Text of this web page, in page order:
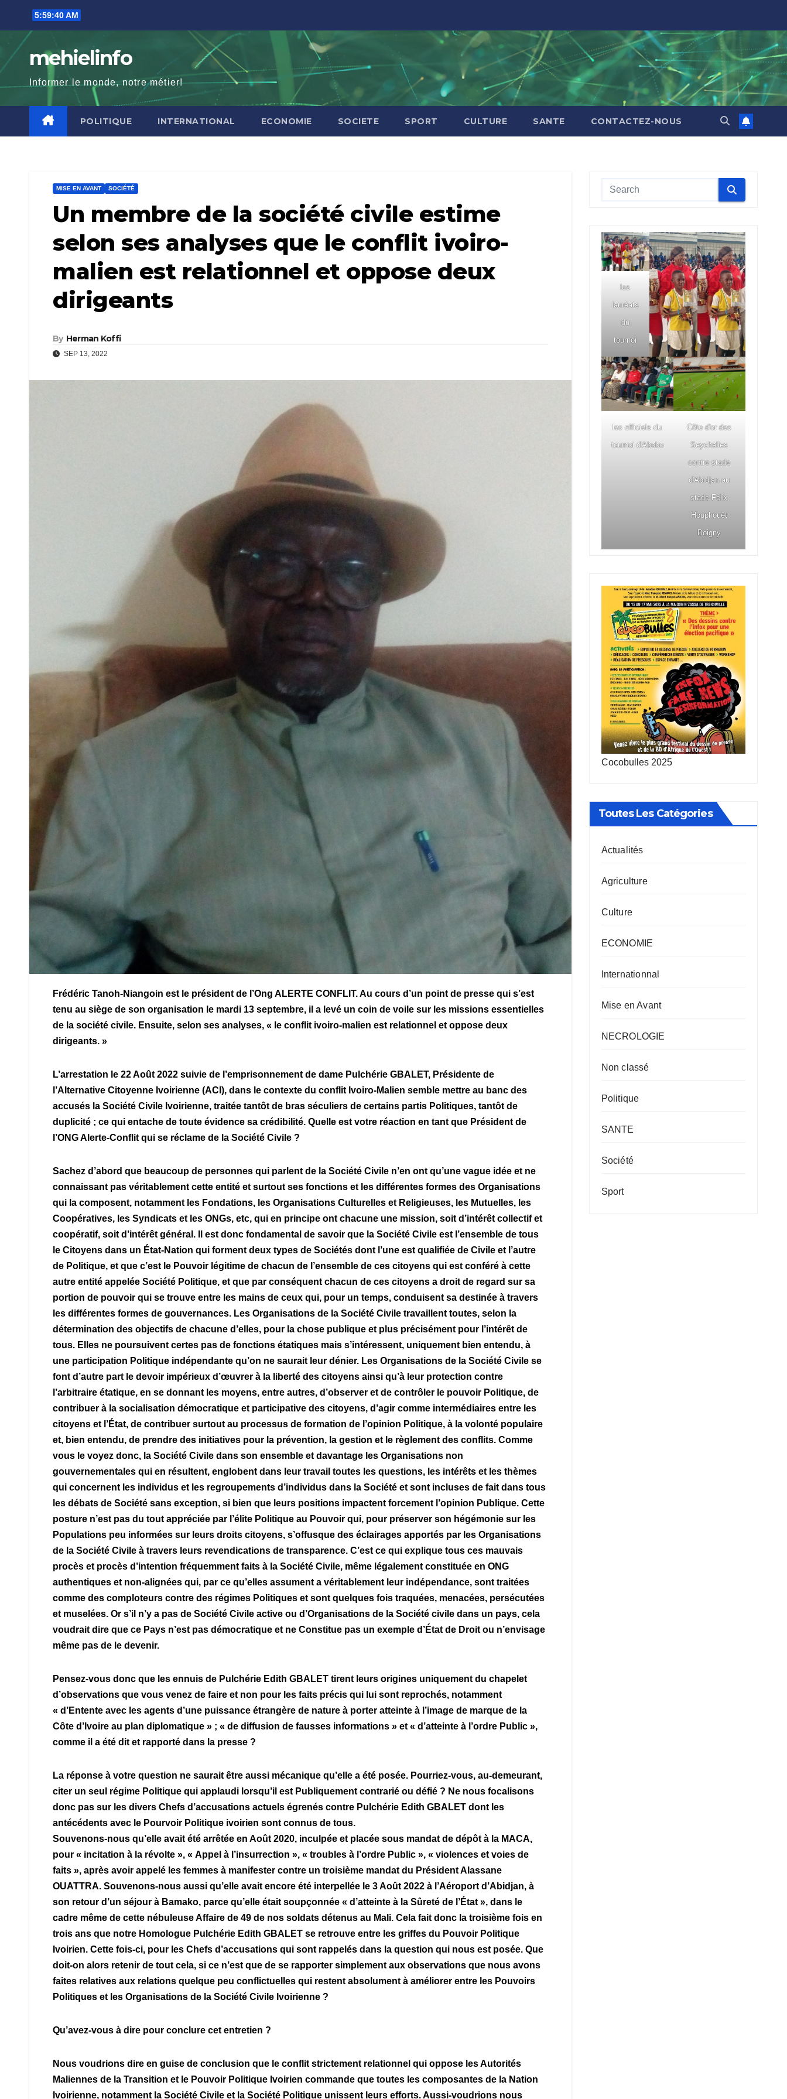
content
5:59:41 AM
mehielinfo
Informer le monde, notre métier!
POLITIQUE INTERNATIONAL ECONOMIE SOCIETE SPORT CULTURE SANTE CONTACTEZ-NOUS
MISE EN AVANT SOCIÉTÉ
Un membre de la société civile estime
selon ses analyses que le conflit ivoiro-
malien est relationnel et oppose deux
dirigeants
By Herman Koffi
SEP 13, 2022
Frédéric Tanoh-Niangoin est le président de l’Ong ALERTE CONFLIT. Au cours d’un point de presse qui s’est
tenu au siège de son organisation le mardi 13 septembre, il a levé un coin de voile sur les missions essentielles
de la société civile. Ensuite, selon ses analyses, « le conflit ivoiro-malien est relationnel et oppose deux
dirigeants. »
L’arrestation le 22 Août 2022 suivie de l’emprisonnement de dame Pulchérie GBALET, Présidente de
l’Alternative Citoyenne Ivoirienne (ACI), dans le contexte du conflit Ivoiro-Malien semble mettre au banc des
accusés la Société Civile Ivoirienne, traitée tantôt de bras séculiers de certains partis Politiques, tantôt de
duplicité ; ce qui entache de toute évidence sa crédibilité. Quelle est votre réaction en tant que Président de
l’ONG Alerte-Conflit qui se réclame de la Société Civile ?
Sachez d’abord que beaucoup de personnes qui parlent de la Société Civile n’en ont qu’une vague idée et ne
connaissant pas véritablement cette entité et surtout ses fonctions et les différentes formes des Organisations
qui la composent, notamment les Fondations, les Organisations Culturelles et Religieuses, les Mutuelles, les
Coopératives, les Syndicats et les ONGs, etc, qui en principe ont chacune une mission, soit d’intérêt collectif et
coopératif, soit d’intérêt général. Il est donc fondamental de savoir que la Société Civile est l’ensemble de tous
le Citoyens dans un État-Nation qui forment deux types de Sociétés dont l’une est qualifiée de Civile et l’autre
de Politique, et que c’est le Pouvoir légitime de chacun de l’ensemble de ces citoyens qui est conféré à cette
autre entité appelée Société Politique, et que par conséquent chacun de ces citoyens a droit de regard sur sa
portion de pouvoir qui se trouve entre les mains de ceux qui, pour un temps, conduisent sa destinée à travers
les différentes formes de gouvernances. Les Organisations de la Société Civile travaillent toutes, selon la
détermination des objectifs de chacune d’elles, pour la chose publique et plus précisément pour l’intérêt de
tous. Elles ne poursuivent certes pas de fonctions étatiques mais s’intéressent, uniquement bien entendu, à
une participation Politique indépendante qu’on ne saurait leur dénier. Les Organisations de la Société Civile se
font d’autre part le devoir impérieux d’œuvrer à la liberté des citoyens ainsi qu’à leur protection contre
l’arbitraire étatique, en se donnant les moyens, entre autres, d’observer et de contrôler le pouvoir Politique, de
contribuer à la socialisation démocratique et participative des citoyens, d’agir comme intermédiaires entre les
citoyens et l’État, de contribuer surtout au processus de formation de l’opinion Politique, à la volonté populaire
et, bien entendu, de prendre des initiatives pour la prévention, la gestion et le règlement des conflits. Comme
vous le voyez donc, la Société Civile dans son ensemble et davantage les Organisations non
gouvernementales qui en résultent, englobent dans leur travail toutes les questions, les intérêts et les thèmes
qui concernent les individus et les regroupements d’individus dans la Société et sont incluses de fait dans tous
les débats de Société sans exception, si bien que leurs positions impactent forcement l’opinion Publique. Cette
posture n’est pas du tout appréciée par l’élite Politique au Pouvoir qui, pour préserver son hégémonie sur les
Populations peu informées sur leurs droits citoyens, s’offusque des éclairages apportés par les Organisations
de la Société Civile à travers leurs revendications de transparence. C’est ce qui explique tous ces mauvais
procès et procès d’intention fréquemment faits à la Société Civile, même légalement constituée en ONG
authentiques et non-alignées qui, par ce qu’elles assument a véritablement leur indépendance, sont traitées
comme des comploteurs contre des régimes Politiques et sont quelques fois traquées, menacées, persécutées
et muselées. Or s’il n’y a pas de Société Civile active ou d’Organisations de la Société civile dans un pays, cela
voudrait dire que ce Pays n’est pas démocratique et ne Constitue pas un exemple d’État de Droit ou n’envisage
même pas de le devenir.
Pensez-vous donc que les ennuis de Pulchérie Edith GBALET tirent leurs origines uniquement du chapelet
d’observations que vous venez de faire et non pour les faits précis qui lui sont reprochés, notamment
« d’Entente avec les agents d’une puissance étrangère de nature à porter atteinte à l’image de marque de la
Côte d’Ivoire au plan diplomatique » ; « de diffusion de fausses informations » et « d’atteinte à l’ordre Public »,
comme il a été dit et rapporté dans la presse ?
La réponse à votre question ne saurait être aussi mécanique qu’elle a été posée. Pourriez-vous, au-demeurant,
citer un seul régime Politique qui applaudi lorsqu’il est Publiquement contrarié ou défié ? Ne nous focalisons
donc pas sur les divers Chefs d’accusations actuels égrenés contre Pulchérie Edith GBALET dont les
antécédents avec le Pourvoir Politique ivoirien sont connus de tous.
Souvenons-nous qu’elle avait été arrêtée en Août 2020, inculpée et placée sous mandat de dépôt à la MACA,
pour « incitation à la révolte », « Appel à l’insurrection », « troubles à l’ordre Public », « violences et voies de
faits », après avoir appelé les femmes à manifester contre un troisième mandat du Président Alassane
OUATTRA. Souvenons-nous aussi qu’elle avait encore été interpellée le 3 Août 2022 à l’Aéroport d’Abidjan, à
son retour d’un séjour à Bamako, parce qu’elle était soupçonnée « d’atteinte à la Sûreté de l’État », dans le
cadre même de cette nébuleuse Affaire de 49 de nos soldats détenus au Mali. Cela fait donc la troisième fois en
trois ans que notre Homologue Pulchérie Edith GBALET se retrouve entre les griffes du Pouvoir Politique
Ivoirien. Cette fois-ci, pour les Chefs d’accusations qui sont rappelés dans la question qui nous est posée. Que
doit-on alors retenir de tout cela, si ce n’est que de se rapporter simplement aux observations que nous avons
faites relatives aux relations quelque peu conflictuelles qui restent absolument à améliorer entre les Pouvoirs
Politiques et les Organisations de la Société Civile Ivoirienne ?
Qu’avez-vous à dire pour conclure cet entretien ?
Nous voudrions dire en guise de conclusion que le conflit strictement relationnel qui oppose les Autorités
Maliennes de la Transition et le Pouvoir Politique Ivoirien commande que toutes les composantes de la Nation
Ivoirienne, notamment la Société Civile et la Société Politique unissent leurs efforts. Aussi-voudrions nous
les
lauréats
du
tournoi
les officiels du
tournoi d'Abobo
Côte d'or des
Seychelles
contre stade
d'Abidjan au
stade Félix
Houphouët
Boigny
Cocobulles 2025
Toutes Les Catégories
Actualités
Agriculture
Culture
ECONOMIE
Internationnal
Mise en Avant
NECROLOGIE
Non classé
Politique
SANTE
Société
Sport